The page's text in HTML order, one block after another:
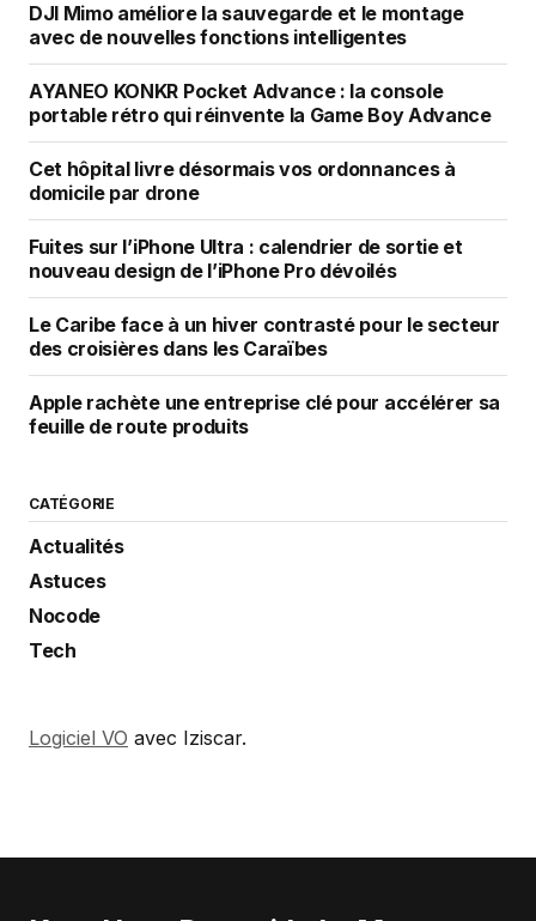
DJI Mimo améliore la sauvegarde et le montage
avec de nouvelles fonctions intelligentes
AYANEO KONKR Pocket Advance : la console
portable rétro qui réinvente la Game Boy Advance
Cet hôpital livre désormais vos ordonnances à
domicile par drone
Fuites sur l’iPhone Ultra : calendrier de sortie et
nouveau design de l’iPhone Pro dévoilés
Le Caribe face à un hiver contrasté pour le secteur
des croisières dans les Caraïbes
Apple rachète une entreprise clé pour accélérer sa
feuille de route produits
CATÉGORIE
Actualités
Astuces
Nocode
Tech
Logiciel VO avec Iziscar.